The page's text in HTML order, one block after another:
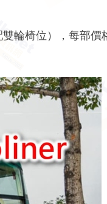
輪椅位），每部價